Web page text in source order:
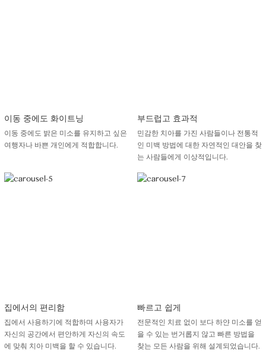
이동 중에도 화이트닝
이동 중에도 밝은 미소를 유지하고 싶은
여행자나 바쁜 개인에게 적합합니다.
부드럽고 효과적
민감한 치아를 가진 사람들이나 전통적
인 미백 방법에 대한 자연적인 대안을 찾
는 사람들에게 이상적입니다.
집에서의 편리함
집에서 사용하기에 적합하며 사용자가
자신의 공간에서 편안하게 자신의 속도
에 맞춰 치아 미백을 할 수 있습니다.
빠르고 쉽게
전문적인 치료 없이 보다 하얀 미소를 얻
을 수 있는 번거롭지 않고 빠른 방법을
찾는 모든 사람을 위해 설계되었습니다.